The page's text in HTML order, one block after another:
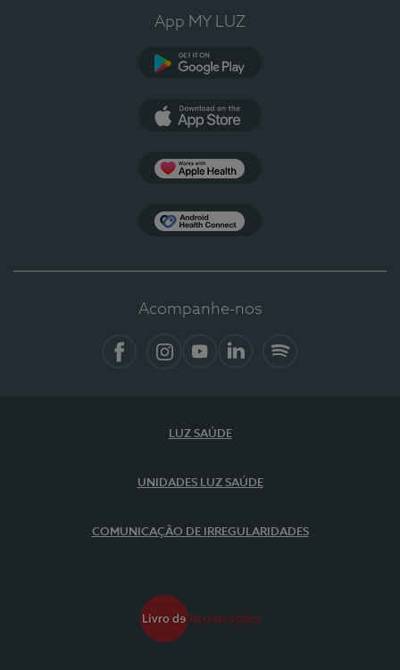
App MY LUZ
Acompanhe-nos
LUZ SAÚDE
UNIDADES LUZ SAÚDE
COMUNICAÇÃO DE IRREGULARIDADES